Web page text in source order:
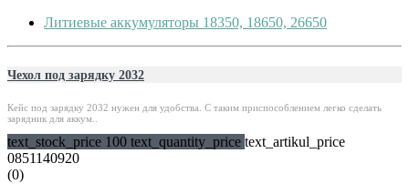
Литиевые аккумуляторы 18350, 18650, 26650
Чехол под зарядку 2032
Кейс под зарядку 2032 нужен для удобства. С таким приспособлением легко сделать
зарядник для аккум..
text_stock_price 100 text_quantity_price text_artikul_price
0851140920
(0)